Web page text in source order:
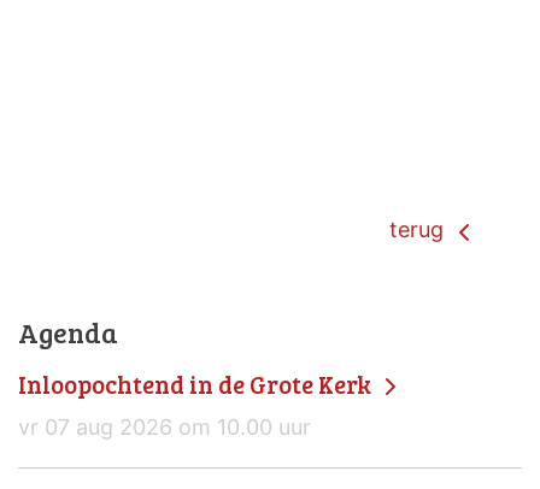
terug
Agenda
Inloopochtend in de Grote Kerk
vr 07 aug 2026 om 10.00 uur